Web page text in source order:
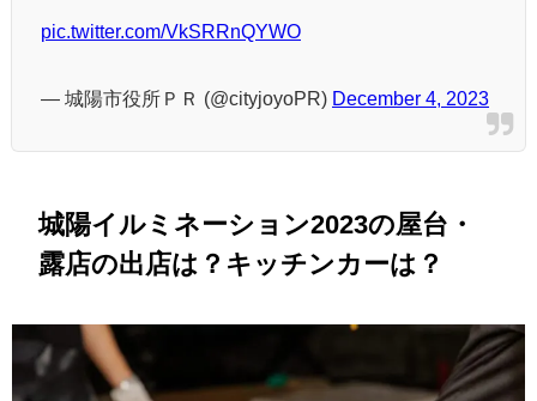
pic.twitter.com/VkSRRnQYWO
— 城陽市役所ＰＲ (@cityjoyoPR) December 4, 2023
城陽イルミネーション2023の屋台・
露店の出店は？キッチンカーは？